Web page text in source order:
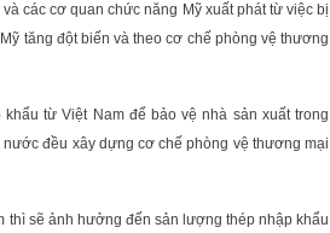
các cơ quan chức năng Mỹ xuất phát từ việc bị
tăng đột biến và theo cơ chế phòng vệ thương
từ Việt Nam để bảo vệ nhà sản xuất trong
đều xây dựng cơ chế phòng vệ thương mại
thì sẽ ảnh hưởng đến sản lượng thép nhập khẩu